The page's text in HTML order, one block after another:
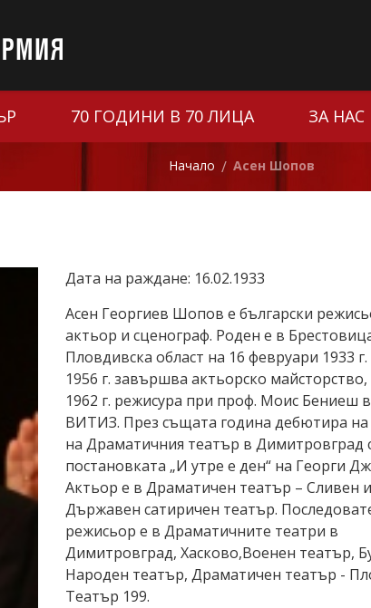
70 ГОДИНИ В 70 ЛИЦА ЗА НАС
Начало / Асен Шопов
Дата на раждане: 16.02.1933
Асен Георгиев Шопов е български
актьор и сценограф. Роден е в
Пловдивска област на 16 февруари 1933
1956 г. завършва актьорско майсторство,
1962 г. режисура при проф. Моис Бениеш
ВИТИЗ. През същата година дебютира на
на Драматичния театър в Димитровград
постановката „И утре е ден“ на Георги
Актьор е в Драматичен театър – Сливен и
Държавен сатиричен театър.
режисьор е в Драматичните театри в
Димитровград, Хасково,Военен театър,
Народен театър, Драматичен театър -
Театър 199.